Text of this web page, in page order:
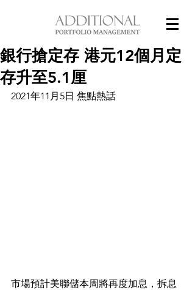
銀行搶定存 港元12個月定
存升至5.1厘
2021年11月5日 焦點熱話
市場預計美聯儲本周將再度加息，拆息